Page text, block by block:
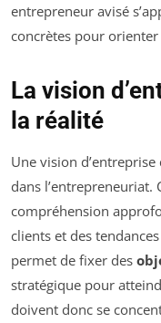
entrepreneur avisé
concrètes pour orienter
La vision
la réalité
Une vision
dans l’entrepreneuriat.
compréhension
clients et des
permet de fixer des
stratégique pour
doivent donc se